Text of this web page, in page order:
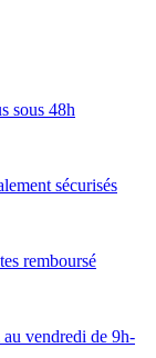
sous 48h
sécurisés
remboursé
au vendredi de 9h-